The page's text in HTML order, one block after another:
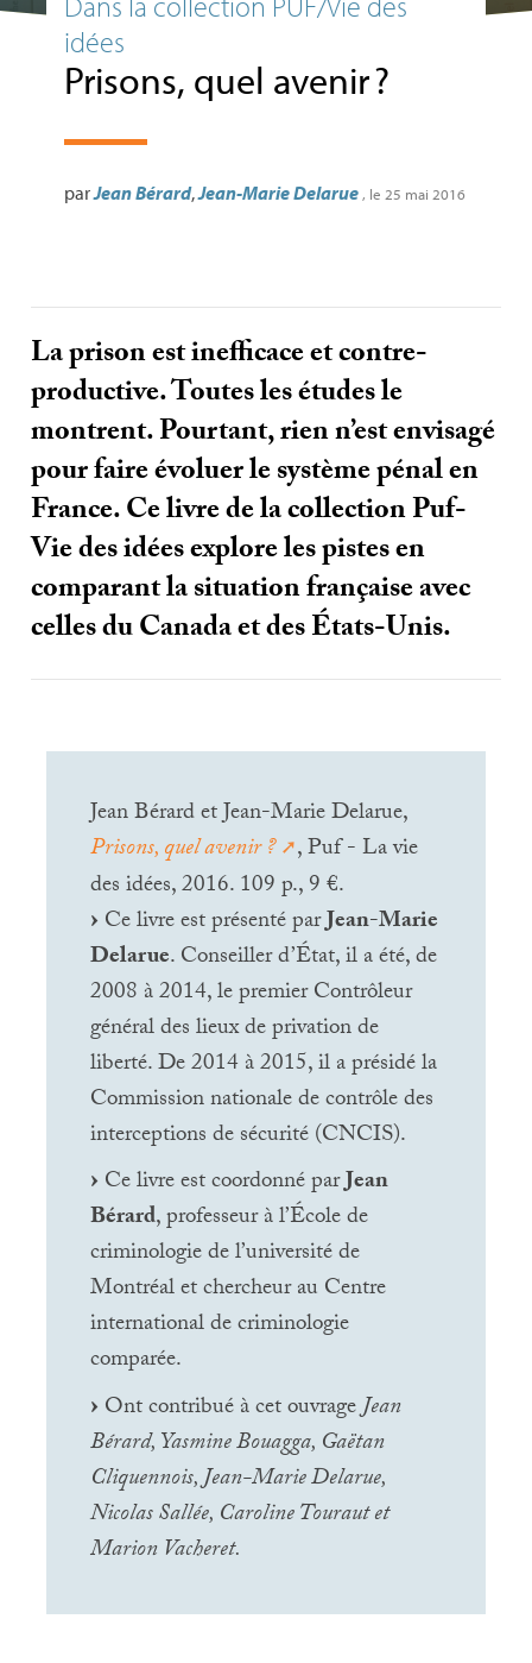
idées
Prisons, quel avenir?
parJean Bérard,Jean-Marie Delarue , le 25 mai 2016
La prison est inefficace et contre-
productive. Toutes les études le
montrent. Pourtant, rien n’est envisagé
pour faire évoluer le système pénal en
France. Ce livre de la collection Puf-
Vie des idées explore les pistes en
comparant la situation française avec
celles du Canada et des États-Unis.
Jean Bérard et Jean-Marie Delarue,
Prisons, quel avenir? , Puf - La vie
des idées, 2016. 109 p., 9 €.
Ce livre est présenté parJean-Marie
Delarue. Conseiller d’État, il a été, de
2008 à 2014, le premier Contrôleur
général des lieux de privation de
liberté. De 2014 à 2015, il a présidé la
Commission nationale de contrôle des
interceptions de sécurité (CNCIS).
Ce livre est coordonné parJean
Bérard, professeur à l’École de
criminologie de l’université de
Montréal et chercheur au Centre
international de criminologie
comparée.
Ont contribué à cet ouvrageJean
Bérard, Yasmine Bouagga, Gaëtan
Cliquennois, Jean-Marie Delarue,
Nicolas Sallée, Caroline Touraut et
Marion Vacheret.